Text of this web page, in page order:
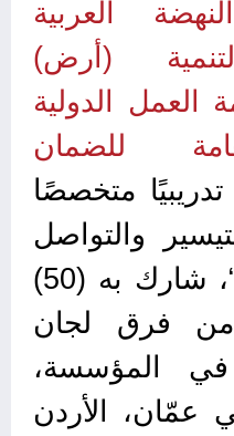
العربية
(أرض)
العمل الدولية
للضمان
تدريبيًا متخصصًا
والتواصل
المجتمعي الفعّال “، شارك به (50)
فرق لجان
في المؤسسة،
عمّان، الأردن